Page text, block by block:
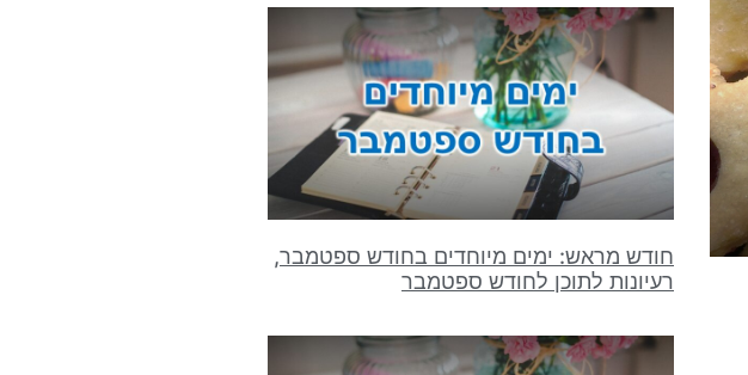
חודש מראש: ימים מיוחדים בחודש ספטמבר,
רעיונות לתוכן לחודש ספטמבר